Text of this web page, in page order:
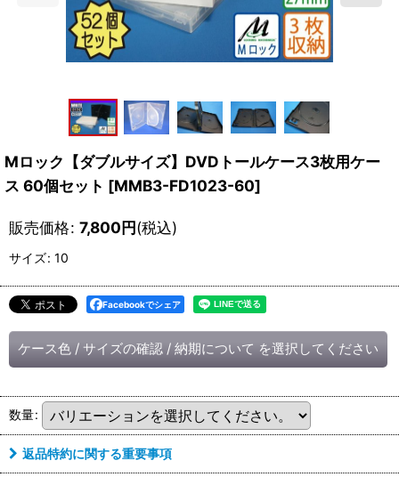
Mロック【ダブルサイズ】DVDトールケース3枚用ケー
ス 60個セット [MMB3-FD1023-60]
販売価格: 7,800円(税込)
サイズ: 10
Facebookでシェア
ケース色 / サイズの確認 / 納期について を選択してください
数量:
返品特約に関する重要事項